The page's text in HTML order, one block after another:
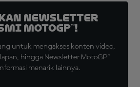
Newsletter
MotoGP™!
untuk mengakses konten video,
hingga Newsletter MotoGP™
menarik lainnya.